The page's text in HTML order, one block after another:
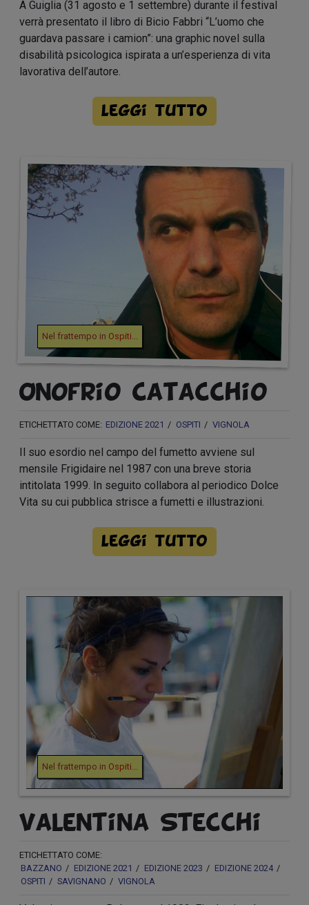
A Guiglia (31 agosto e 1 settembre) durante il festival
verrà presentato il libro di Bicio Fabbri “L’uomo che
guardava passare i camion”: una graphic novel sulla
disabilità psicologica ispirata a un’esperienza di vita
lavorativa dell’autore.
Leggi tutto
Nel frattempo in Ospiti...
Onofrio Catacchio
ETICHETTATO COME: EDIZIONE 2021 OSPITI VIGNOLA
Il suo esordio nel campo del fumetto avviene sul
mensile Frigidaire nel 1987 con una breve storia
intitolata 1999. In seguito collabora al periodico Dolce
Vita su cui pubblica strisce a fumetti e illustrazioni.
Leggi tutto
Nel frattempo in Ospiti...
Valentina Stecchi
ETICHETTATO COME:
BAZZANO
EDIZIONE 2021 EDIZIONE 2023
EDIZIONE 2024
OSPITI
SAVIGNANO VIGNOLA